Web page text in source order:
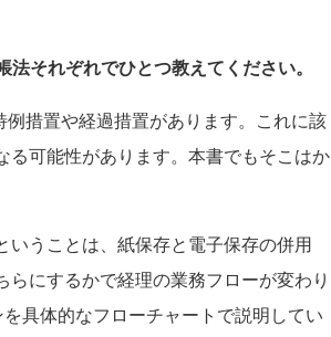
それぞれでひとつ教えてください。
措置や経過措置があります。これに該
る可能性があります。本書でもそこはか
うことは、紙保存と電子保存の併用
にするかで経理の業務フローが変わり
具体的なフローチャートで説明してい